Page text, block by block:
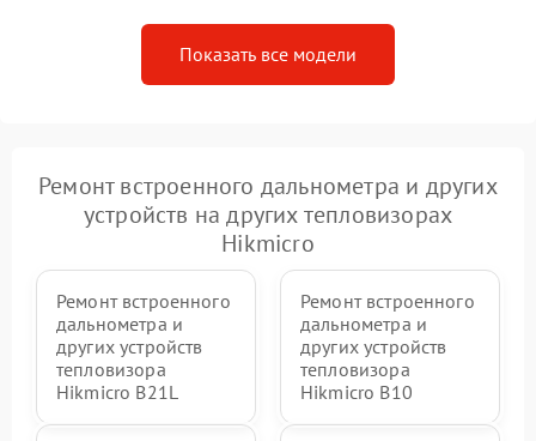
Показать все модели
Ремонт встроенного дальнометра и других
устройств на других тепловизорах
Hikmicro
Ремонт встроенного
дальнометра и
других устройств
тепловизора
Hikmicro B21L
Ремонт встроенного
дальнометра и
других устройств
тепловизора
Hikmicro B10